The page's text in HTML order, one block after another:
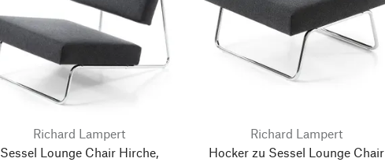
Richard Lampert
Sessel Lounge Chair Hirche,
Richard Lampert
Hocker zu Sessel Lounge Chair